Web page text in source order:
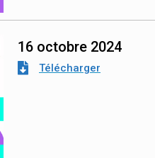
16 octobre 2024
Télécharger